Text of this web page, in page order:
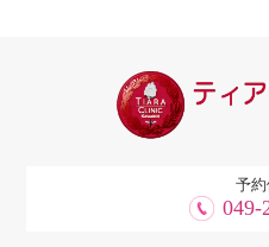
予
049-